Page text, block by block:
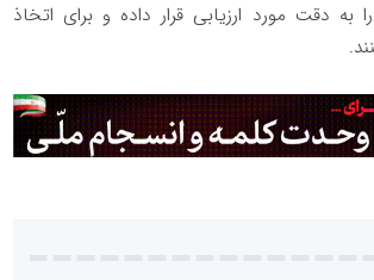
دقت مورد ارزیابی قرار داده و برای اتخاذ